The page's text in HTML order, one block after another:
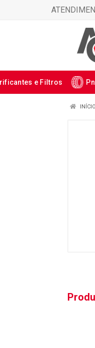
e Filtros
INÍCIO